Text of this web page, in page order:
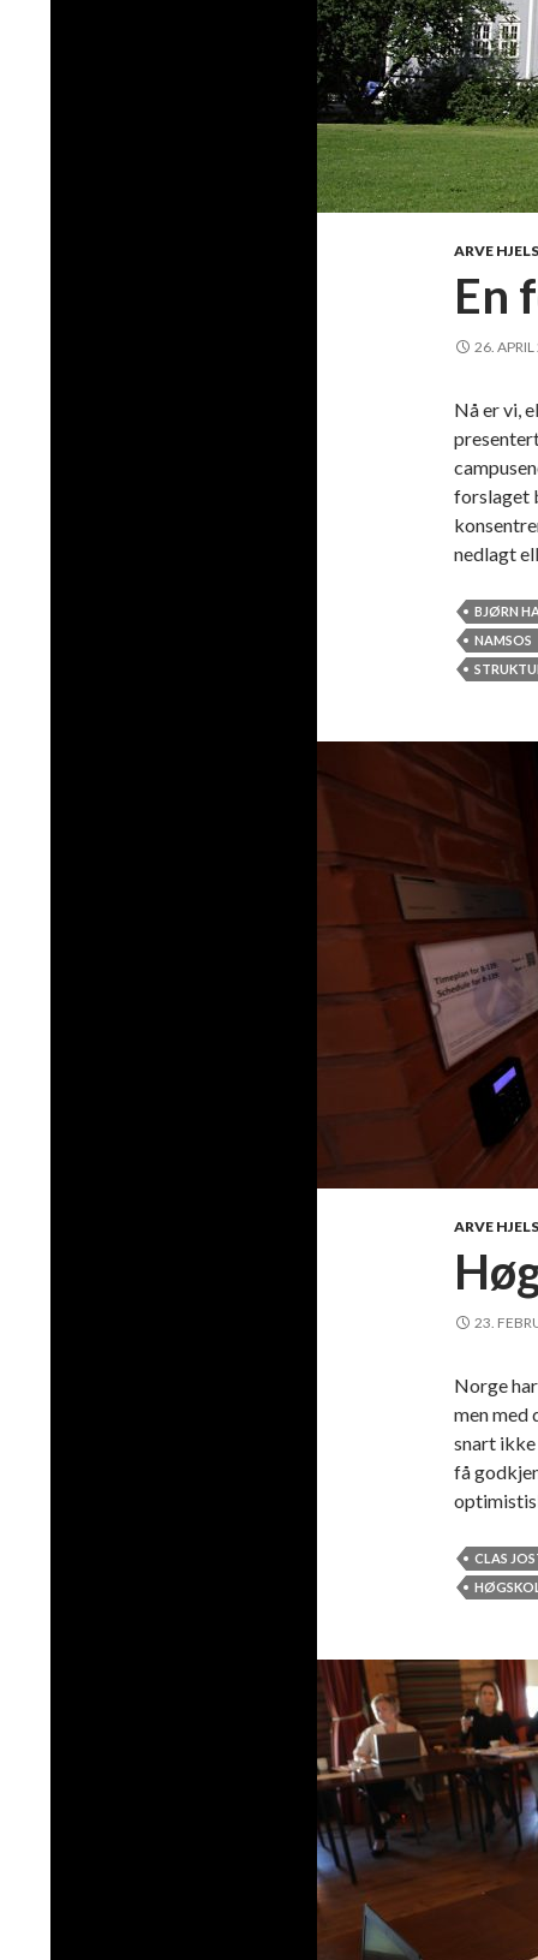
ARVE
En
26.
Nå er vi,
forslaget
nedlagt
BJØRN
NAMSOS
ARVE
23.
Norge
men med
snart
få
CLAS